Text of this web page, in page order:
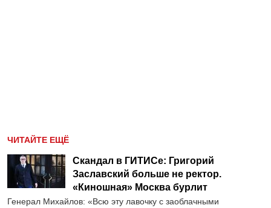
ЧИТАЙТЕ ЕЩЁ
Скандал в ГИТИСе: Григорий
Заславский больше не ректор.
«Киношная» Москва бурлит
Генерал Михайлов: «Всю эту лавочку с заоблачными